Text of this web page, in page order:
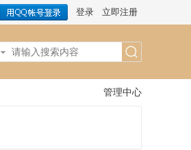
登录 立即注册
管理中心